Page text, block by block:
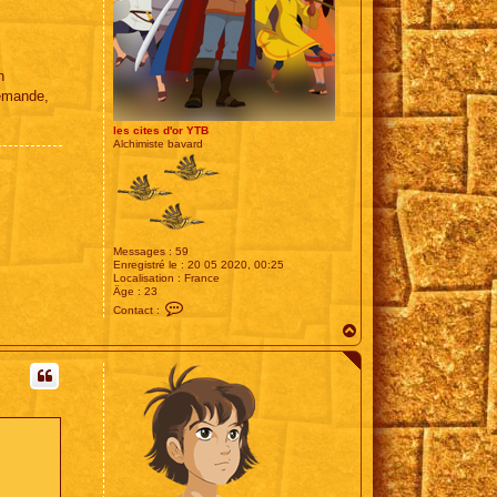
les cites d'or YTB
Alchimiste bavard
Messages : 59
Enregistré le : 20 05 2020, 00:25
Localisation : France
Âge : 23
Contact :
t
c
t
e
l
e
c
t
a
u